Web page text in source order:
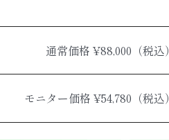
通常価格 ¥88,000（税込）
モニター価格 ¥54,780（税込）